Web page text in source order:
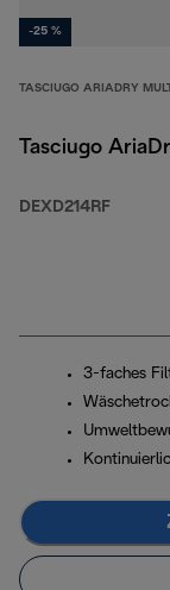
-25 %
TASCIUGO ARIADRY
Tasciugo
DEXD214RF
3-faches